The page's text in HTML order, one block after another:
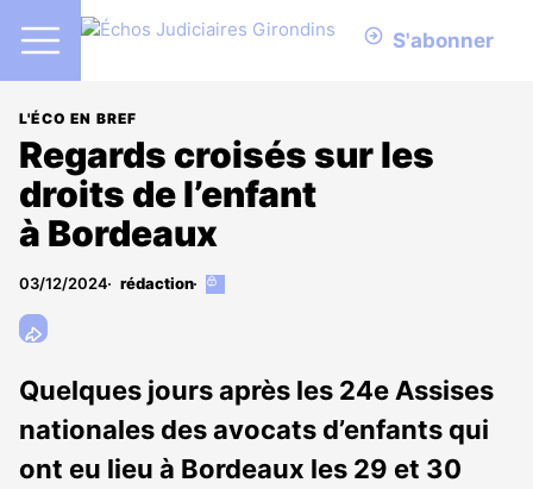
S'abonner
L'ÉCO EN BREF
Regards croisés sur les
droits de l’enfant
à Bordeaux
03/12/2024 rédaction
Cet
abonnés
Quelques jours après les 24e Assises
nationales des avocats d’enfants qui
ont eu lieu à Bordeaux les 29 et 30